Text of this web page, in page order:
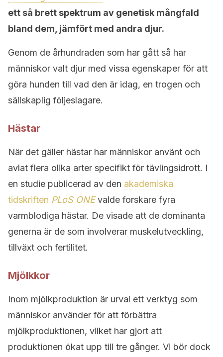
ett så brett spektrum av genetisk mångfald
bland dem, jämfört med andra djur.
Genom de århundraden som har gått så har
människor valt djur med vissa egenskaper för att
göra hunden till vad den är idag, en trogen och
sällskaplig följeslagare.
Hästar
När det gäller hästar har människor använt och
avlat flera olika arter specifikt för tävlingsidrott. I
en studie publicerad av den akademiska
tidskriften PLoS ONEvalde forskare fyra
varmblodiga hästar. De visade att de dominanta
generna är de som involverar muskelutveckling,
tillväxt och fertilitet.
Mjölkkor
Inom mjölkproduktion är urval ett verktyg som
människor använder för att förbättra
mjölkproduktionen, vilket har gjort att
produktionen ökat upp till tre gånger. Vi bör dock